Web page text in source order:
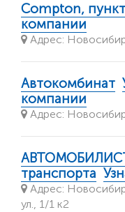
Compton,
компании
Адрес:
Автокомбинат
компании
Адрес:
транспорта
Адрес:
ул., 1/1 к2